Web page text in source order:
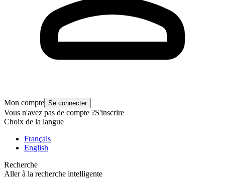
Mon compte Se connecter
Vous n'avez pas de compte ?S'inscrire
Choix de la langue
Français
English
Recherche
Aller à la recherche intelligente